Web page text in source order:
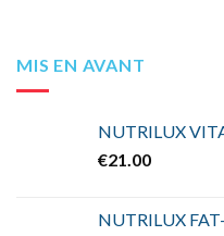
MIS EN AVANT
NUTRILUX
€21.00
NUTRILUX